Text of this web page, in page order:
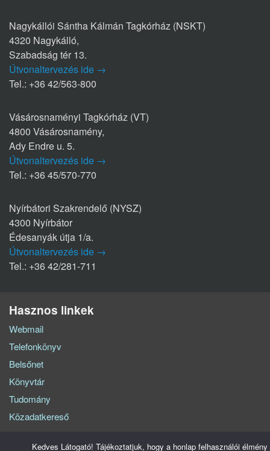
Nagykállói Sántha Kálmán Tagkórház (NSKT)
4320 Nagykálló,
Szabadság tér 13.
Útvonaltervezés ide →
Tel.: +36 42/563-800
Vásárosnaményi Tagkórház (VT)
4800 Vásárosnamény,
Ady Endre u. 5.
Útvonaltervezés ide →
Tel.: +36 45/570-770
Nyírbátori Szakrendelő (NYSZ)
4300 Nyírbátor
Édesanyák útja 1/a.
Útvonaltervezés ide →
Tel.: +36 42/281-711
Hasznos linkek
Webmail
Telefonkönyv
Belsőnet
Könyvtár
Tudomány
Közadatkereső
Kedves Látogató! Tájékoztatjuk, hogy a honlap felhasználói élmény